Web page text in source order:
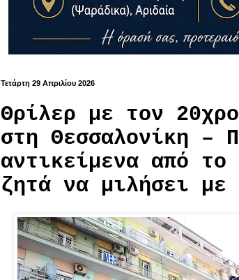
Τετάρτη 29 Απριλίου 2026
Θρίλερ με τον
στη Θεσσαλονίκη –
αντικείμενα από το
ζητά να μιλήσει με